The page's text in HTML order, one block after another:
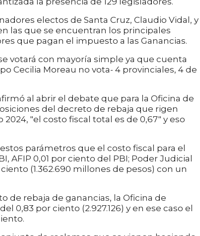
electos de Santa Cruz, Claudio Vidal, y
las que se encuentran los principales
que pagan el impuesto a las Ganancias.
votará con mayoría simple ya que cuenta
Cecilia Moreau no vota- 4 provinciales, 4 de
al abrir el debate que para la Oficina de
del decreto de rebaja que rigen
"el costo fiscal total es de 0,67" y eso
parámetros que el costo fiscal para el
AFIP 0,01 por ciento del PBI; Poder Judicial
(1.362.690 millones de pesos) con un
de rebaja de ganancias, la Oficina de
0,83 por ciento (2.927.126) y en ese caso el